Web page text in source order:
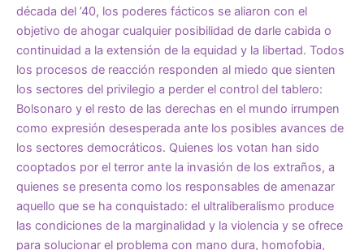
década del ’40, los poderes fácticos se aliaron con el
objetivo de ahogar cualquier posibilidad de darle cabida o
continuidad a la extensión de la equidad y la libertad. Todos
los procesos de reacción responden al miedo que sienten
los sectores del privilegio a perder el control del tablero:
Bolsonaro y el resto de las derechas en el mundo irrumpen
como expresión desesperada ante los posibles avances de
los sectores democráticos. Quienes los votan han sido
cooptados por el terror ante la invasión de los extraños, a
quienes se presenta como los responsables de amenazar
aquello que se ha conquistado: el ultraliberalismo produce
las condiciones de la marginalidad y la violencia y se ofrece
para solucionar el problema con mano dura, homofobia,